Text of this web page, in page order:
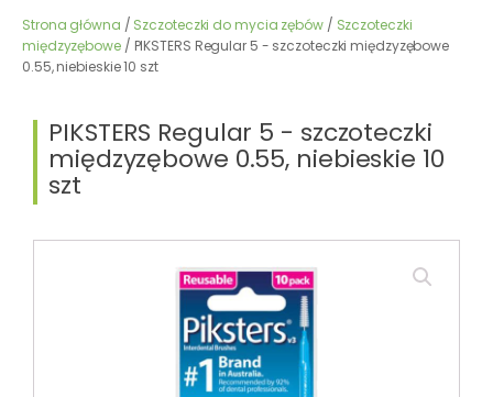
Strona główna / Szczoteczki do mycia zębów/ Szczoteczki
międzyzębowe/ PIKSTERS Regular 5 - szczoteczki międzyzębowe
0.55, niebieskie 10 szt
PIKSTERS Regular 5 - szczoteczki
międzyzębowe 0.55, niebieskie 10
szt